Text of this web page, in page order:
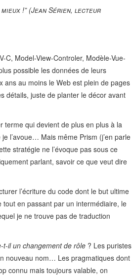
!” (Jean Sérien, lecteur
C, Model-View-Controler, Modèle-Vue-
possible les données de leurs
ans au moins le Web est plein de pages
détails, juste de planter le décor avant
terme qui devient de plus en plus à la
l’avoue… Mais même Prism (j’en parle
stratégie ne l’évoque pas sous ce
parlant, savoir ce que veut dire
l’écriture du code dont le but ultime
tout en passant par un intermédiaire, le
je ne trouve pas de traduction
t-il un changement de rôle ? Les puristes
nouveau nom… Les pragmatiques dont
connu mais toujours valable, on